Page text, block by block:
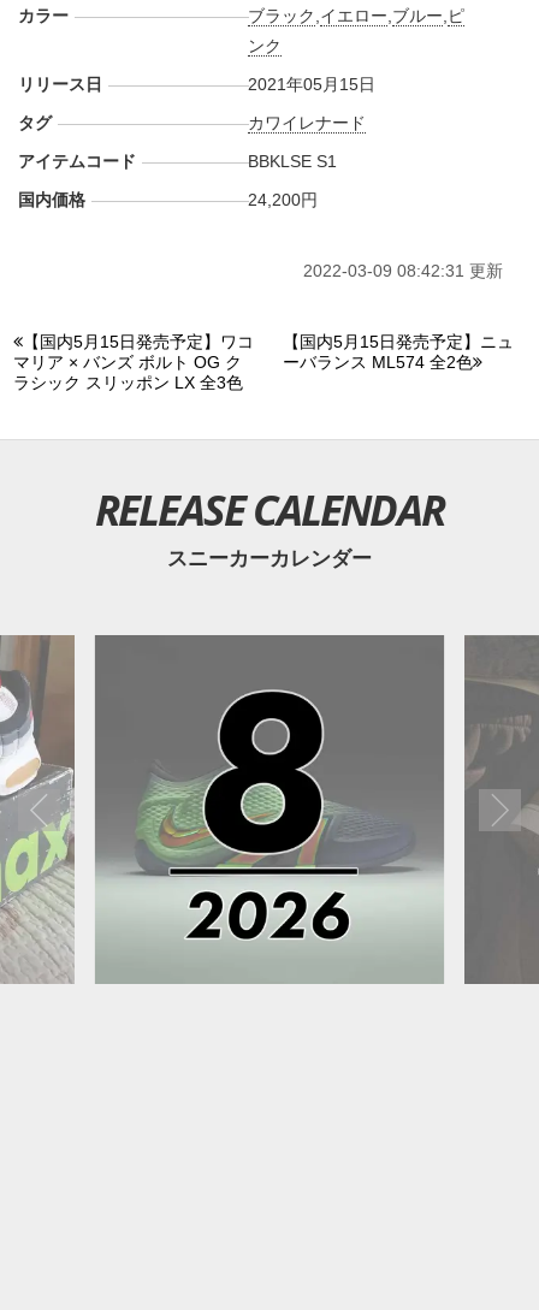
カラー ブラック イエロー ブルー ピ
ンク
リリース日
2021年05月15日
タグ
カワイレナード
アイテムコード
BBKLSE S1
国内価格
24,200円
2022-03-09 08:42:31 更新
【国内5月15日発売予定】ワコ
マリア × バンズ ボルト OG ク
ラシック スリッポン LX 全3色
【国内5月15日発売予定】ニュ
ーバランス ML574 全2色
RELEASE CALENDAR
スニーカーカレンダー